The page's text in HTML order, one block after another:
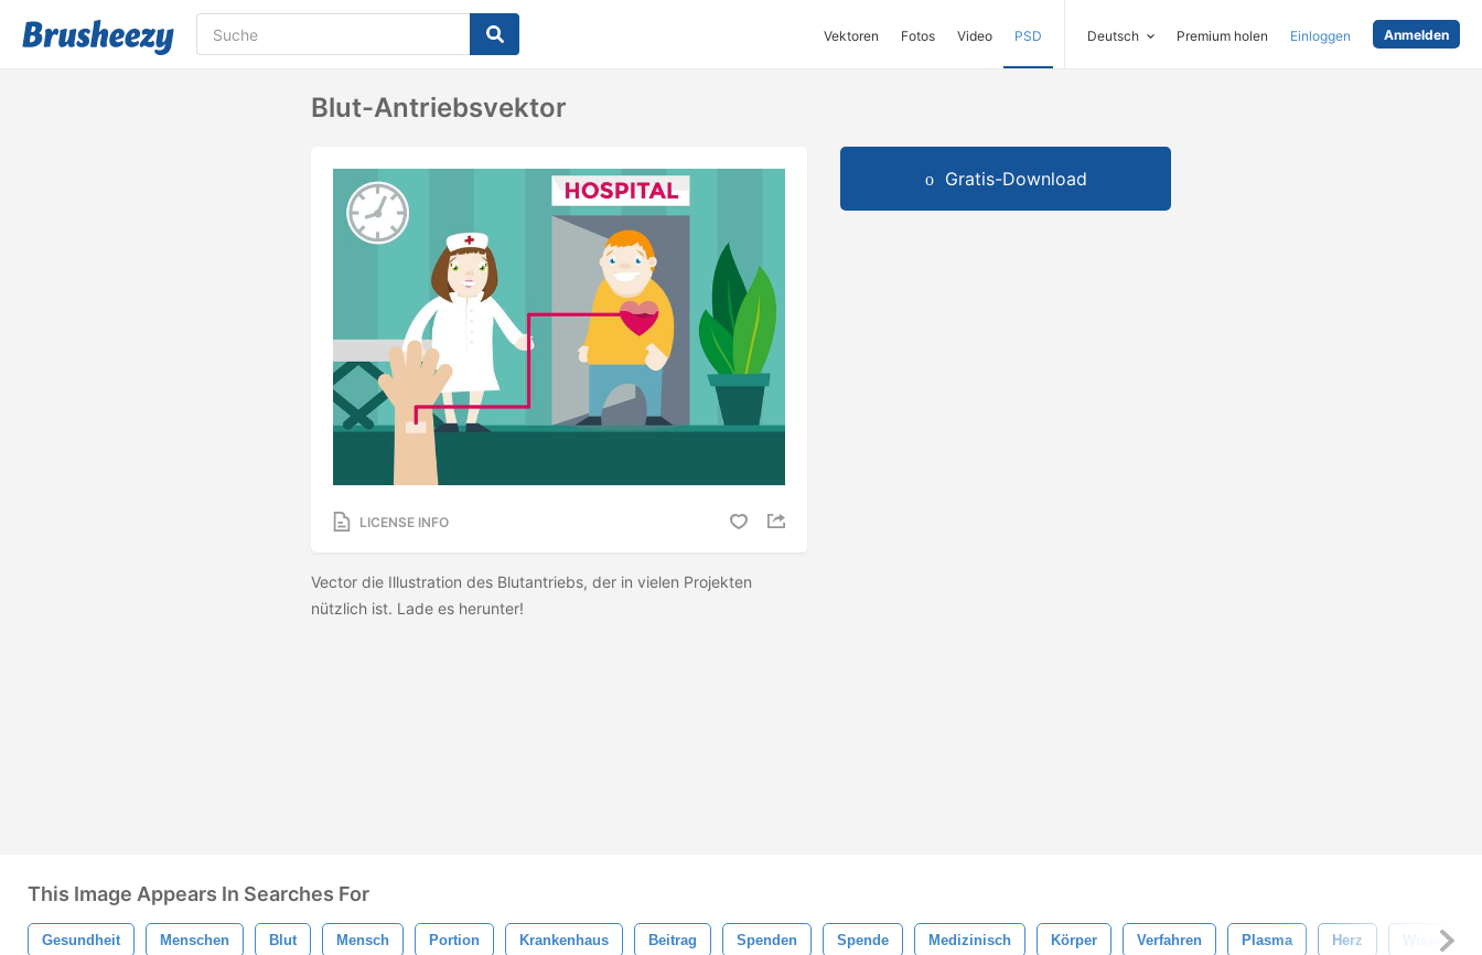
Vektoren Fotos Video PSD Deutsch Premium holen Einloggen Anmelden
Blut-Antriebsvektor
LICENSE INFO
Vector die Illustration des Blutantriebs, der in vielen Projekten
nützlich ist. Lade es herunter!
Gratis-Download
This Image Appears In Searches For
Gesundheit Menschen Blut Mensch Portion Krankenhaus Beitrag Spenden Spende Medizinisch Körper Verfahren Plasma Herz